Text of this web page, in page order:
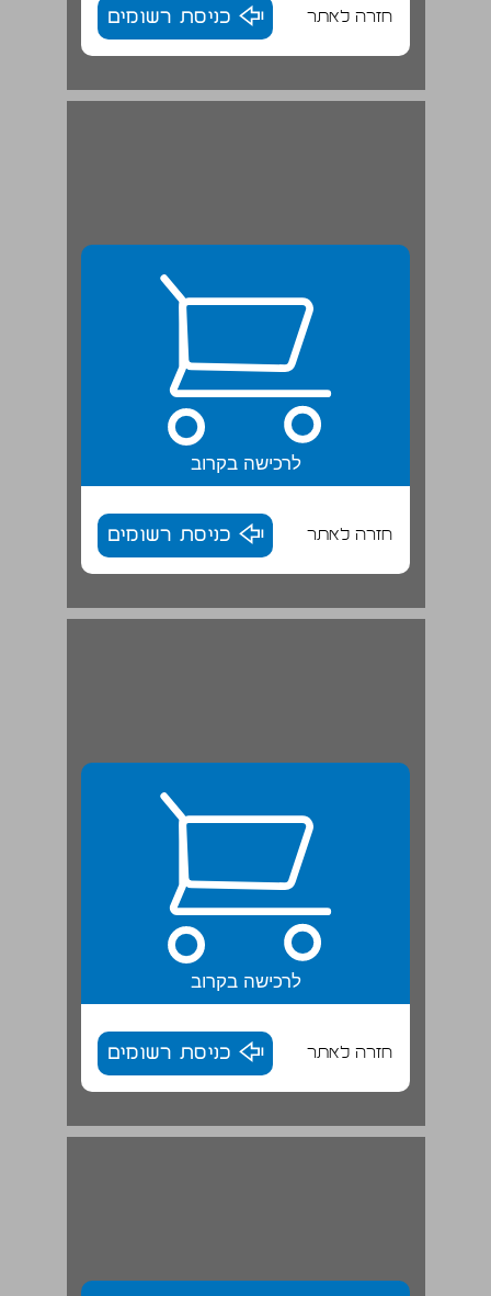
חזרה לאתר כניסת רשומים
לרכישה בקרוב
חזרה לאתר כניסת רשומים
לרכישה בקרוב
חזרה לאתר כניסת רשומים
כ, ך, ס ... 20